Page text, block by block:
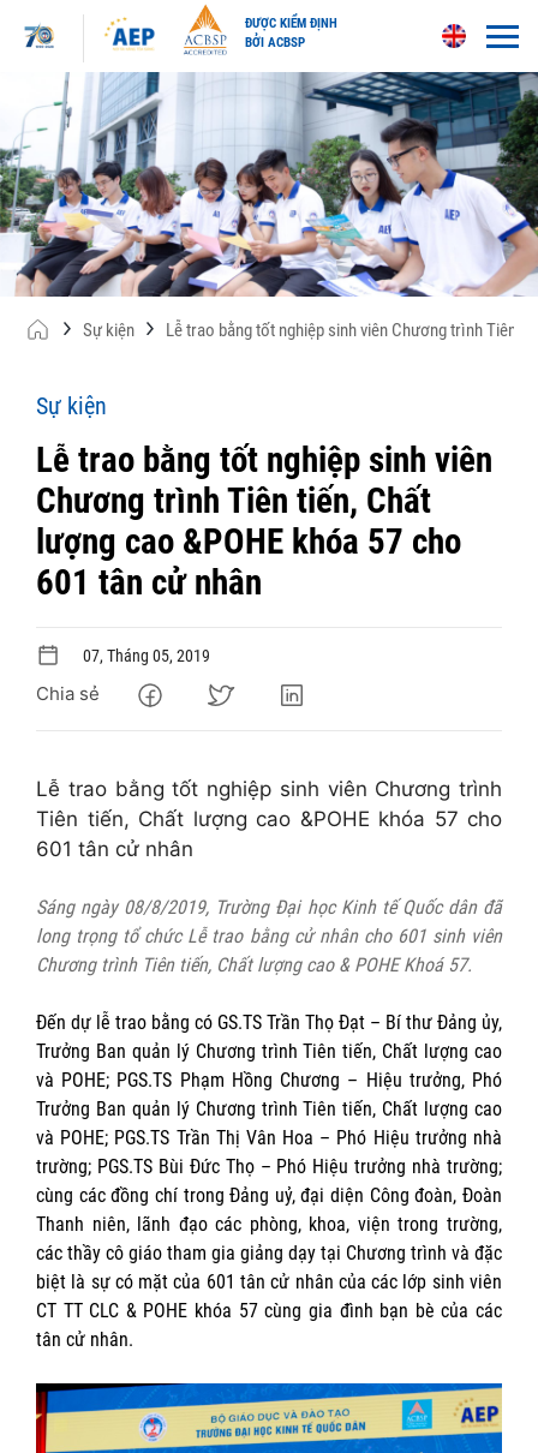
content
ĐƯỢC KIỂM ĐỊNH
BỞI ACBSP
Sự kiện Lễ trao bằng tốt nghiệp sinh viên Chương trình Tiên
Sự kiện
Lễ trao bằng tốt nghiệp sinh viên
Chương trình Tiên tiến, Chất
lượng cao &POHE khóa 57 cho
601 tân cử nhân
07, Tháng 05, 2019
Chia sẻ
Lễ trao bằng tốt nghiệp sinh viên Chương trình
Tiên tiến, Chất lượng cao &POHE khóa 57 cho
601 tân cử nhân
Sáng ngày 08/8/2019, Trường Đại học Kinh tế Quốc dân đã
long trọng tổ chức Lễ trao bằng cử nhân cho 601 sinh viên
Chương trình Tiên tiến, Chất lượng cao & POHE Khoá 57.
Đến dự lễ trao bằng có GS.TS Trần Thọ Đạt – Bí thư Đảng ủy,
Trưởng Ban quản lý Chương trình Tiên tiến, Chất lượng cao
và POHE; PGS.TS Phạm Hồng Chương – Hiệu trưởng, Phó
Trưởng Ban quản lý Chương trình Tiên tiến, Chất lượng cao
và POHE; PGS.TS Trần Thị Vân Hoa – Phó Hiệu trưởng nhà
trường; PGS.TS Bùi Đức Thọ – Phó Hiệu trưởng nhà trường;
cùng các đồng chí trong Đảng uỷ, đại diện Công đoàn, Đoàn
Thanh niên, lãnh đạo các phòng, khoa, viện trong trường,
các thầy cô giáo tham gia giảng dạy tại Chương trình và đặc
biệt là sự có mặt của 601 tân cử nhân của các lớp sinh viên
CT TT CLC & POHE khóa 57 cùng gia đình bạn bè của các
tân cử nhân.